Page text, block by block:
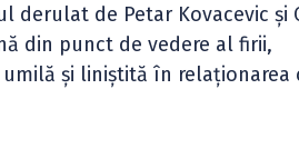
derulat de Petar Kovacevic și
din punct de vedere al firii,
și liniștită în relaționarea